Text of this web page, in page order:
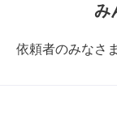
み
依頼者のみなさ